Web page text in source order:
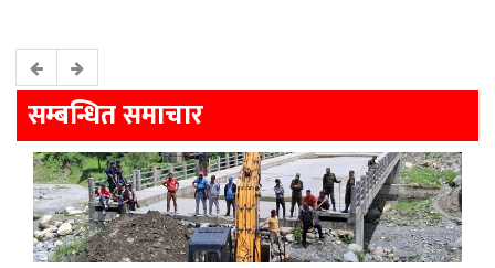
सम्बन्धित समाचार